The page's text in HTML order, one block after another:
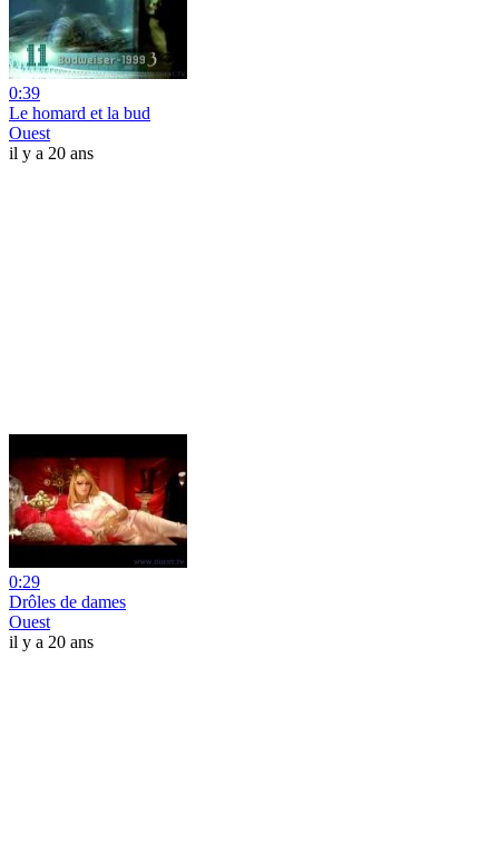
0:39
Le homard et la bud
Ouest
il y a 20 ans
0:29
Drôles de dames
Ouest
il y a 20 ans